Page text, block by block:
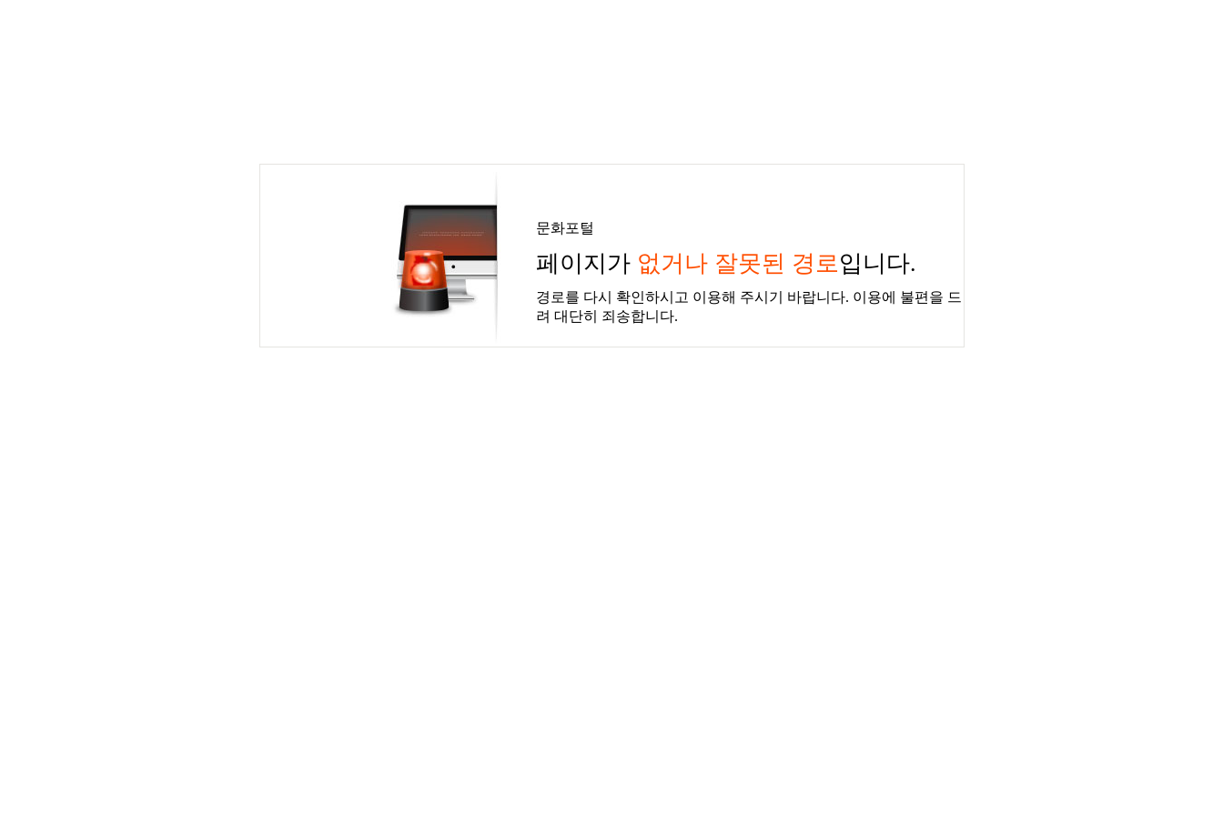
문화포털
페이지가 없거나 잘못된 경로입니다.
경로를 다시 확인하시고 이용해 주시기 바랍니다. 이용에 불편을 드
려 대단히 죄송합니다.